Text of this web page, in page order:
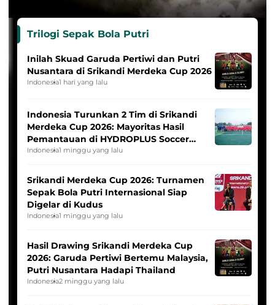
Trilogi Sepak Bola Putri
Inilah Skuad Garuda Pertiwi dan Putri
Nusantara di Srikandi Merdeka Cup 2026
Indonesia1 hari yang lalu
Indonesia Turunkan 2 Tim di Srikandi
Merdeka Cup 2026: Mayoritas Hasil
Pemantauan di HYDROPLUS Soccer
League
Indonesia1 minggu yang lalu
Srikandi Merdeka Cup 2026: Turnamen
Sepak Bola Putri Internasional Siap
Digelar di Kudus
Indonesia1 minggu yang lalu
Hasil Drawing Srikandi Merdeka Cup
2026: Garuda Pertiwi Bertemu Malaysia,
Putri Nusantara Hadapi Thailand
Indonesia2 minggu yang lalu